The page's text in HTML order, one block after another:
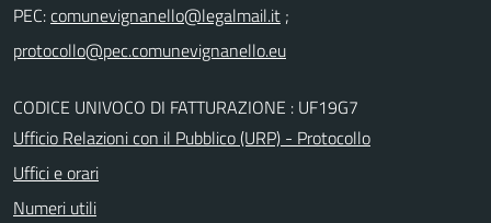
PEC:
;
CODICE UNIVOCO DI FATTURAZIONE : UF19G7
Ufficio Relazioni con il Pubblico (URP) - Protocollo
Uffici e orari
Numeri utili